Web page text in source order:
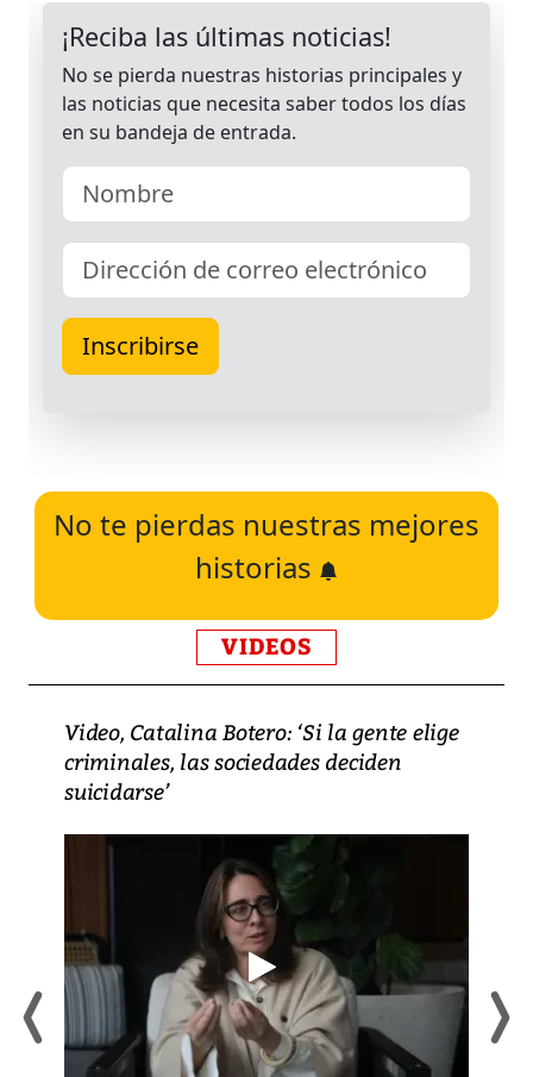
No te pierdas nuestras mejores
historias
VIDEOS
Video, Catalina Botero: ‘Si la gente elige
criminales, las sociedades deciden
suicidarse’